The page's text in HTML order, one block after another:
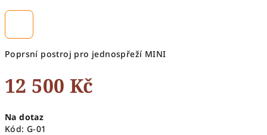
Poprsní postroj pro jednospřeží MINI
12 500 Kč
cena:
Na dotaz
Kód: G-01